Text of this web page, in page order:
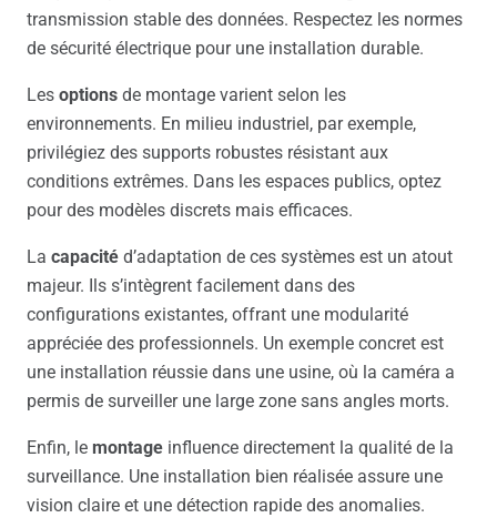
transmission stable des données. Respectez les normes
de sécurité électrique pour une installation durable.
Les options de montage varient selon les
environnements. En milieu industriel, par exemple,
privilégiez des supports robustes résistant aux
conditions extrêmes. Dans les espaces publics, optez
pour des modèles discrets mais efficaces.
La capacité d’adaptation de ces systèmes est un atout
majeur. Ils s’intègrent facilement dans des
configurations existantes, offrant une modularité
appréciée des professionnels. Un exemple concret est
une installation réussie dans une usine, où la caméra a
permis de surveiller une large zone sans angles morts.
Enfin, le montage influence directement la qualité de la
surveillance. Une installation bien réalisée assure une
vision claire et une détection rapide des anomalies.